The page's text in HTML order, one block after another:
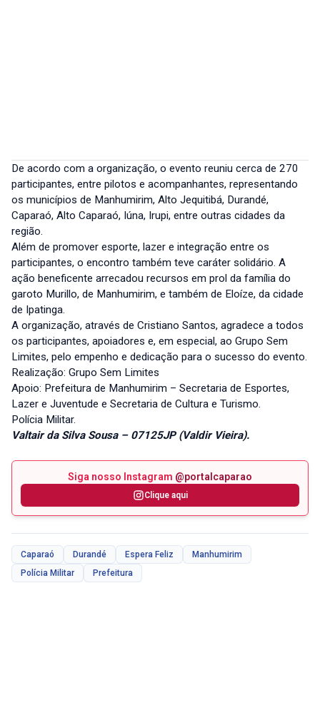
De acordo com a organização, o evento reuniu cerca de 270
participantes, entre pilotos e acompanhantes, representando
os municípios de Manhumirim, Alto Jequitibá, Durandé,
Caparaó, Alto Caparaó, Iúna, Irupi, entre outras cidades da
região.
Além de promover esporte, lazer e integração entre os
participantes, o encontro também teve caráter solidário. A
ação beneficente arrecadou recursos em prol da família do
garoto Murillo, de Manhumirim, e também de Eloíze, da cidade
de Ipatinga.
A organização, através de Cristiano Santos, agradece a todos
os participantes, apoiadores e, em especial, ao Grupo Sem
Limites, pelo empenho e dedicação para o sucesso do evento.
Realização: Grupo Sem Limites
Apoio: Prefeitura de Manhumirim – Secretaria de Esportes,
Lazer e Juventude e Secretaria de Cultura e Turismo.
Polícia Militar.
Valtair da Silva Sousa – 07125JP (Valdir Vieira).
Siga nosso Instagram @portalcaparao
Clique aqui
Caparaó Durandé Espera Feliz
Manhumirim
Polícia Militar
Prefeitura